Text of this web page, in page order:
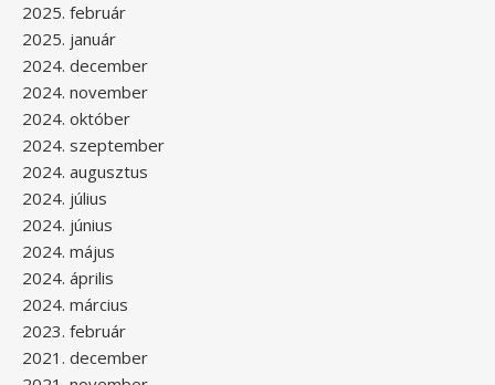
2025. február
2025. január
2024. december
2024. november
2024. október
2024. szeptember
2024. augusztus
2024. július
2024. június
2024. május
2024. április
2024. március
2023. február
2021. december